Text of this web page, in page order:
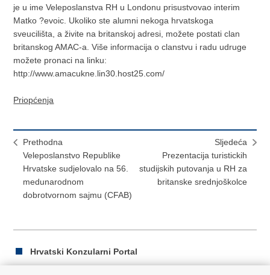
je u ime Veleposlanstva RH u Londonu prisustvovao interim
Matko ?evoic. Ukoliko ste alumni nekoga hrvatskoga
sveucilišta, a živite na britanskoj adresi, možete postati clan
britanskog AMAC-a. Više informacija o clanstvu i radu udruge
možete pronaci na linku:
http://www.amacukne.lin30.host25.com/
Priopćenja
Prethodna
Veleposlanstvo Republike
Hrvatske sudjelovalo na 56.
medunarodnom
dobrotvornom sajmu (CFAB)
Sljedeća
Prezentacija turistickih
studijskih putovanja u RH za
britanske srednjoškolce
Hrvatski Konzularni Portal